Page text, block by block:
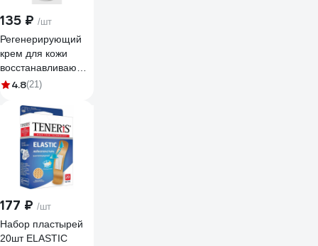
135 ₽ /шт
Регенерирующий
крем для кожи
восстанавливающего
действия Алфавит
4.8(21)
177 ₽ /шт
Набор пластырей
20шт ELASTIC